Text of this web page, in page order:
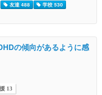
友達 488
学校 530
の傾向があるように感
13